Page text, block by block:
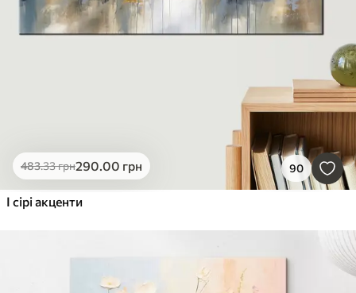
483.33грн290.00 грн 90
І сірі акценти